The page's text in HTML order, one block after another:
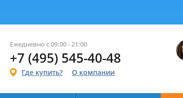
Ежедневно с 09:00 - 21:00
+7 (495) 545-40-48
Где купить? О компании